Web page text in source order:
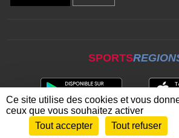
SPORTS
Envie de participer ?
Ce site utilise des cookies et vous
ceux que vous souhaitez activer
Tout accepter
Tout refuser